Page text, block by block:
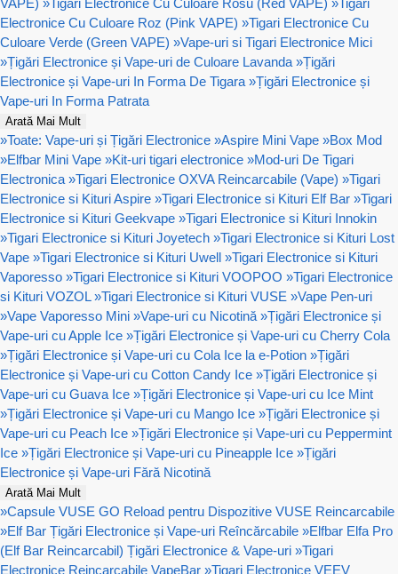
Electronice Cu Culoare Roz (Pink VAPE) »Tigari Electronice Cu
Culoare Verde (Green VAPE) »Vape-uri si Tigari Electronice Mici
»Țigări Electronice și Vape-uri de Culoare Lavanda »Țigări
Electronice și Vape-uri In Forma De Tigara »Țigări Electronice și
Vape-uri In Forma Patrata
Arată Mai Mult
»Toate: Vape-uri și Țigări Electronice »Aspire Mini Vape »Box Mod
»Elfbar Mini Vape »Kit-uri tigari electronice »Mod-uri De Tigari
Electronica »Tigari Electronice OXVA Reincarcabile (Vape) »Tigari
Electronice si Kituri Aspire »Tigari Electronice si Kituri Elf Bar »Tigari
Electronice si Kituri Geekvape »Tigari Electronice si Kituri Innokin
»Tigari Electronice si Kituri Joyetech »Tigari Electronice si Kituri Lost
Vape »Tigari Electronice si Kituri Uwell »Tigari Electronice si Kituri
Vaporesso »Tigari Electronice si Kituri VOOPOO »Tigari Electronice
si Kituri VOZOL »Tigari Electronice si Kituri VUSE »Vape Pen-uri
»Vape Vaporesso Mini »Vape-uri cu Nicotină »Țigări Electronice și
Vape-uri cu Apple Ice »Țigări Electronice și Vape-uri cu Cherry Cola
»Țigări Electronice și Vape-uri cu Cola Ice la e-Potion »Țigări
Electronice și Vape-uri cu Cotton Candy Ice »Țigări Electronice și
Vape-uri cu Guava Ice »Țigări Electronice și Vape-uri cu Ice Mint
»Țigări Electronice și Vape-uri cu Mango Ice »Țigări Electronice și
Vape-uri cu Peach Ice »Țigări Electronice și Vape-uri cu Peppermint
Ice »Țigări Electronice și Vape-uri cu Pineapple Ice »Țigări
Electronice și Vape-uri Fără Nicotină
Arată Mai Mult
»Capsule VUSE GO Reload pentru Dispozitive VUSE Reincarcabile
»Elf Bar Țigări Electronice și Vape-uri Reîncărcabile »Elfbar Elfa Pro
(Elf Bar Reincarcabil) Țigări Electronice & Vape-uri »Tigari
Electronice Reincarcabile VapeBar »Tigari Electronice VEEV